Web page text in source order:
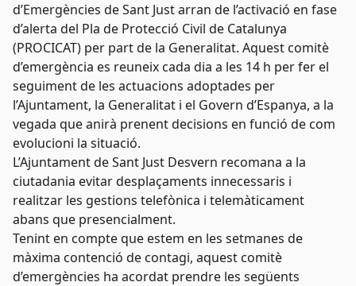
d’Emergències de Sant Just arran de l’activació en fase
d’alerta del Pla de Protecció Civil de Catalunya
(PROCICAT) per part de la Generalitat. Aquest comitè
d’emergència es reuneix cada dia a les 14 h per fer el
seguiment de les actuacions adoptades per
l’Ajuntament, la Generalitat i el Govern d’Espanya, a la
vegada que anirà prenent decisions en funció de com
evolucioni la situació.
L’Ajuntament de Sant Just Desvern recomana a la
ciutadania evitar desplaçaments innecessaris i
realitzar les gestions telefònica i telemàticament
abans que presencialment.
Tenint en compte que estem en les setmanes de
màxima contenció de contagi, aquest comitè
d’emergències ha acordat prendre les següents